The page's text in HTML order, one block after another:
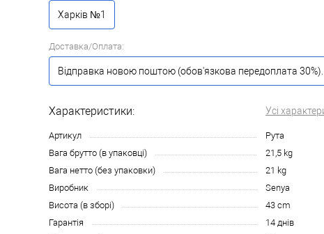
Харків №1
Доставка/Оплата:
Відправка новою поштою (обов'язкова передоплата 30%).
Характеристики: Усі
Артикул
Рута
Вага брутто (в упаковці)
21,5 kg
Вага нетто (без упаковки)
21 kg
Виробник
Senya
Висота (в зборі)
43 cm
Гарантія
14 днів